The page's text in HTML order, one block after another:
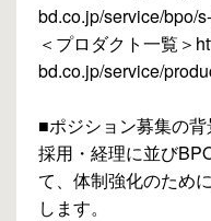
bd.co.jp/service/bpo/
＜プロダクト一覧＞
bd.co.jp/service/
■ポジション募集の背
採用・経理に並び
て、体制強化のため
します。